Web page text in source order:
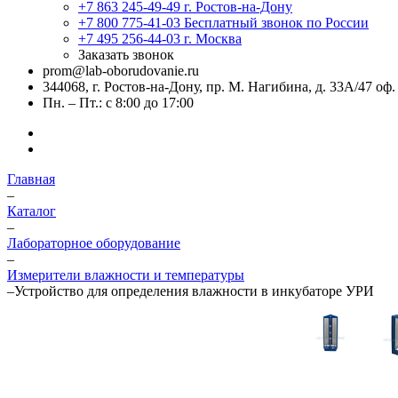
+7 863 245-49-49 г. Ростов-на-Дону
+7 800 775-41-03 Бесплатный звонок по России
+7 495 256-44-03 г. Москва
Заказать звонок
prom@lab-oborudovanie.ru
344068, г. Ростов-на-Дону, пр. М. Нагибина, д. 33А/47 оф.
Пн. – Пт.: с 8:00 до 17:00
Главная
–
Каталог
–
Лабораторное оборудование
–
Измерители влажности и температуры
–Устройство для определения влажности в инкубаторе УРИ